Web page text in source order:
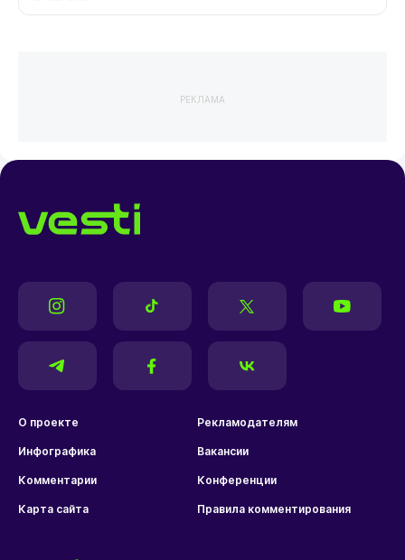
РЕКЛАМА
О проекте Рекламодателям
Инфографика Вакансии
Комментарии Конференции
Карта сайта Правила комментирования